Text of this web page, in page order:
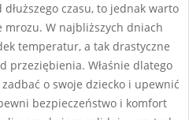
czasu, to jednak warto
W najbliższych dniach
temperatur, a tak drastyczne
przeziębienia. Właśnie dlatego
o swoje dziecko i upewnić
bezpieczeństwo i komfort